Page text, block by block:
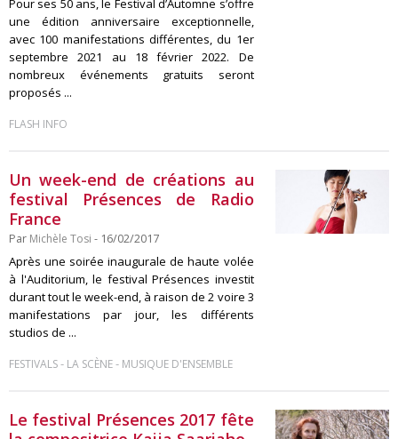
Pour ses 50 ans, le Festival d’Automne s’offre
une édition anniversaire exceptionnelle,
avec 100 manifestations différentes, du 1er
septembre 2021 au 18 février 2022. De
nombreux événements gratuits seront
proposés ...
FLASH INFO
Un week-end de créations au
festival Présences de Radio
France
Par Michèle Tosi - 16/02/2017
Après une soirée inaugurale de haute volée
à l'Auditorium, le festival Présences investit
durant tout le week-end, à raison de 2 voire 3
manifestations par jour, les différents
studios de ...
FESTIVALS- LA SCÈNE- MUSIQUE D'ENSEMBLE
Le festival Présences 2017 fête